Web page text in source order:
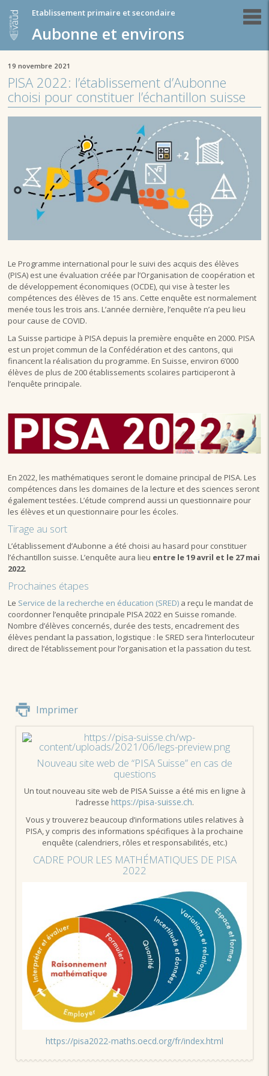
Etablissement primaire et secondaire
Aubonne et environs
19 novembre 2021
PISA 2022: l’établissement d’Aubonne
choisi pour constituer l’échantillon suisse
Le Programme international pour le suivi des acquis des élèves
(PISA) est une évaluation créée par l’Organisation de coopération et
de développement économiques (OCDE), qui vise à tester les
compétences des élèves de 15 ans. Cette enquête est normalement
menée tous les trois ans. L’année dernière, l’enquête n’a peu lieu
pour cause de COVID.
La Suisse participe à PISA depuis la première enquête en 2000. PISA
est un projet commun de la Confédération et des cantons, qui
financent la réalisation du programme. En Suisse, environ 6’000
élèves de plus de 200 établissements scolaires participeront à
l’enquête principale.
En 2022, les mathématiques seront le domaine principal de PISA. Les
compétences dans les domaines de la lecture et des sciences seront
également testées. L’étude comprend aussi un questionnaire pour
les élèves et un questionnaire pour les écoles.
Tirage au sort
L’établissement d’Aubonne a été choisi au hasard pour constituer
l’échantillon suisse. L’enquête aura lieu entre le 19 avril et le 27 mai
2022.
Prochaines étapes
Le Service de la recherche en éducation (SRED) a reçu le mandat de
coordonner l’enquête principale PISA 2022 en Suisse romande.
Nombre d’élèves concernés, durée des tests, encadrement des
élèves pendant la passation, logistique : le SRED sera l’interlocuteur
direct de l’établissement pour l’organisation et la passation du test.
Imprimer
Nouveau site web de “PISA Suisse” en cas de
questions
Un tout nouveau site web de PISA Suisse a été mis en ligne à
l’adresse https://pisa-suisse.ch.
Vous y trouverez beaucoup d’informations utiles relatives à
PISA, y compris des informations spécifiques à la prochaine
enquête (calendriers, rôles et responsabilités, etc.)
CADRE POUR LES MATHÉMATIQUES DE PISA
2022
https://pisa2022-maths.oecd.org/fr/index.html